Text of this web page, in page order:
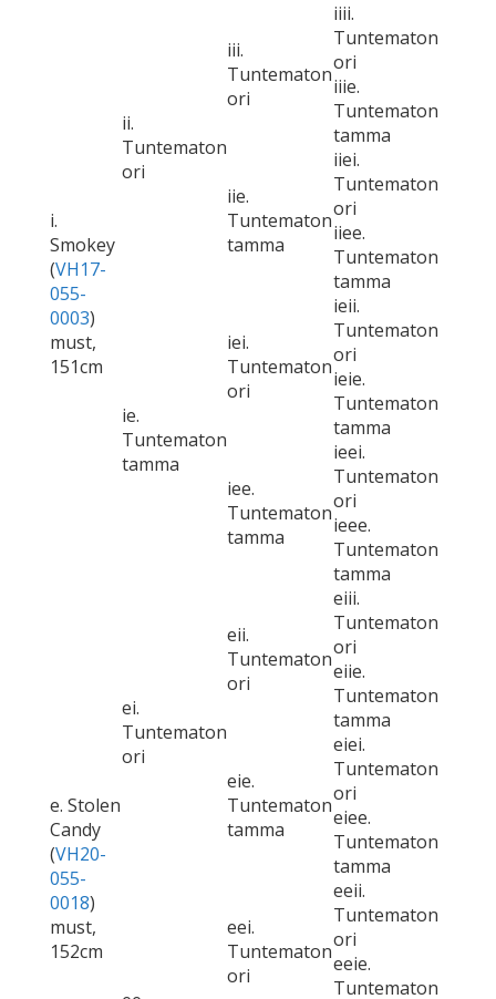
i.
Smokey
(VH17-
055-
0003)
must,
151cm
ii.
Tuntematon
ori
iii.
Tuntematon
ori
iiii.
Tuntematon
ori
iiie.
Tuntematon
tamma
iie.
Tuntematon
tamma
iiei.
Tuntematon
ori
iiee.
Tuntematon
tamma
ie.
Tuntematon
tamma
iei.
Tuntematon
ori
ieii.
Tuntematon
ori
ieie.
Tuntematon
tamma
iee.
Tuntematon
tamma
ieei.
Tuntematon
ori
ieee.
Tuntematon
tamma
e. Stolen
Candy
(VH20-
055-
0018)
must,
152cm
ei.
Tuntematon
ori
eii.
Tuntematon
ori
eiii.
Tuntematon
ori
eiie.
Tuntematon
tamma
eie.
Tuntematon
tamma
eiei.
Tuntematon
ori
eiee.
Tuntematon
tamma
eei.
Tuntematon
ori
eeii.
Tuntematon
ori
eeie.
Tuntematon